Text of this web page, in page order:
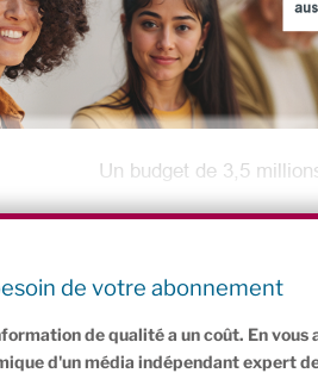
Un budget de 3,5
d’utilité publique, la Fondation
le mécénat fléché vers les projets
de votre abonnement
de qualité a un coût. En
d'un média indépendant expert